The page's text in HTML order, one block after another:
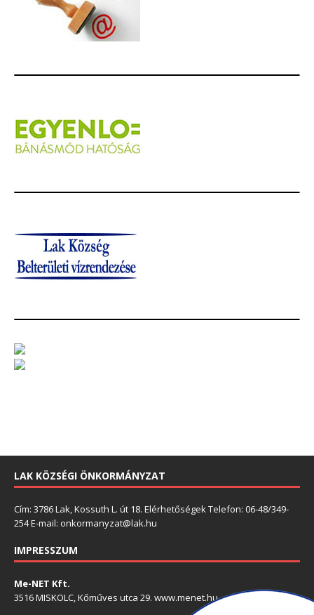
LAK KÖZSÉGI ÖNKORMÁNYZAT
Cím: 3786 Lak, Kossuth L. út 18. Elérhetőségek Telefon: 06-48/349-
254 E-mail: onkormanyzat@lak.hu
IMPRESSZUM
Me-NET Kft.
3516 MISKOLC, Kőműves utca 29. www.menet.hu